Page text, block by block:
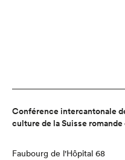
Conférence intercantonale
culture de la Suisse romande
Faubourg de l'Hôpital 68